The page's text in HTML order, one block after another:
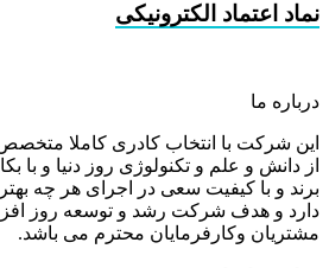
نماد اعتماد الکترونیکی
درباره ما
این شرکت با انتخاب کادری کاملا متخصص
از دانش و علم و تکنولوژی روز دنیا و با
برند و با کیفیت سعی در اجرای هر چه
دارد و هدف شرکت رشد و توسعه روز
مشتریان وکارفرمایان محترم می باشد.